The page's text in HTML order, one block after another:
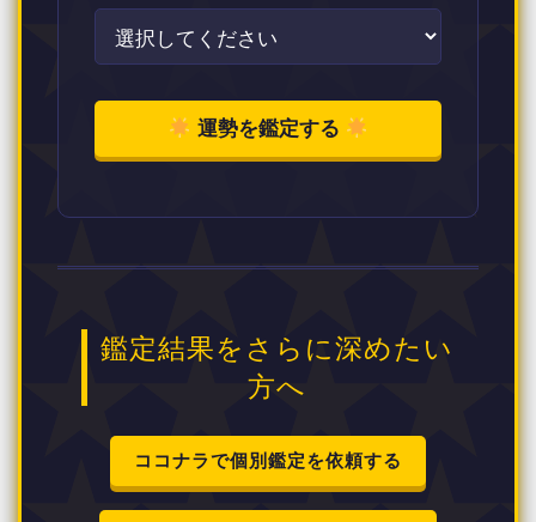
運勢を鑑定する
鑑定結果をさらに深めたい
方へ
ココナラで個別鑑定を依頼する